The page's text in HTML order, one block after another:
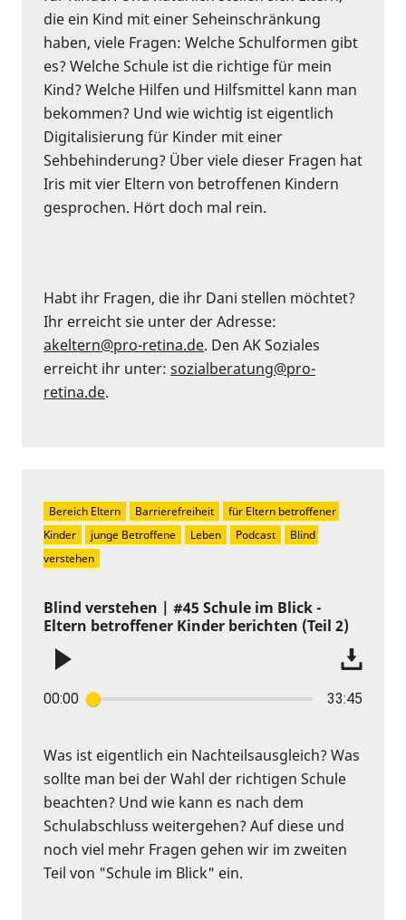
die ein Kind mit einer Seheinschränkung
haben, viele Fragen: Welche Schulformen gibt
es? Welche Schule ist die richtige für mein
Kind? Welche Hilfen und Hilfsmittel kann man
bekommen? Und wie wichtig ist eigentlich
Digitalisierung für Kinder mit einer
Sehbehinderung? Über viele dieser Fragen hat
Iris mit vier Eltern von betroffenen Kindern
gesprochen. Hört doch mal rein.
Habt ihr Fragen, die ihr Dani stellen möchtet?
Ihr erreicht sie unter der Adresse:
akeltern@pro-retina.de. Den AK Soziales
erreicht ihr unter: sozialberatung@pro-
retina.de.
Blind verstehen | #45 Schule im Blick -
Eltern betroffener Kinder berichten (Teil 2)
00:00 33:45
Was ist eigentlich ein Nachteilsausgleich? Was
sollte man bei der Wahl der richtigen Schule
beachten? Und wie kann es nach dem
Schulabschluss weitergehen? Auf diese und
noch viel mehr Fragen gehen wir im zweiten
Teil von "Schule im Blick" ein.
Bereich Eltern Barrierefreiheit
für Eltern betroffener
Kinder
junge Betroffene Leben Podcast
Blind
verstehen